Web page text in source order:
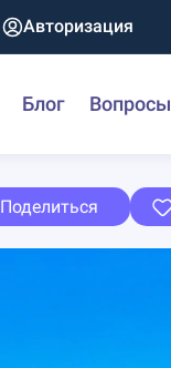
Авторизация
Блог Вопросы
Поделиться